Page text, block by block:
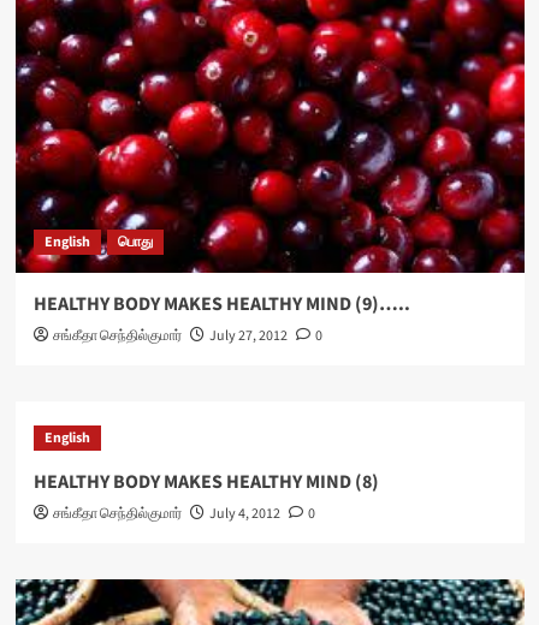
English பொது
HEALTHY BODY MAKES HEALTHY MIND (9)…..
சங்கீதா செந்தில்குமார் July 27, 2012 0
English
HEALTHY BODY MAKES HEALTHY MIND (8)
சங்கீதா செந்தில்குமார் July 4, 2012 0